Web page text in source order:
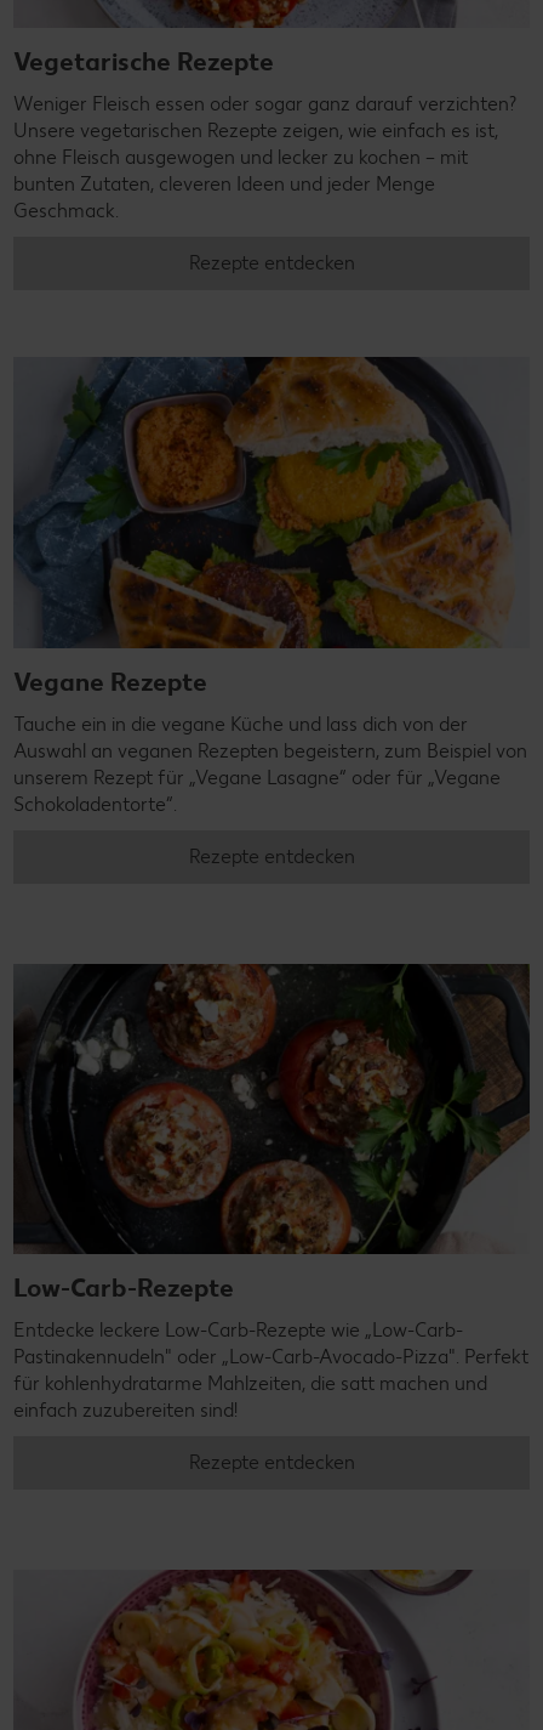
Vegetarische Rezepte
Weniger Fleisch essen oder sogar ganz darauf verzichten?
Unsere vegetarischen Rezepte zeigen, wie einfach es ist,
ohne Fleisch ausgewogen und lecker zu kochen – mit
bunten Zutaten, cleveren Ideen und jeder Menge
Geschmack.
Rezepte entdecken
Vegane Rezepte
Tauche ein in die vegane Küche und lass dich von der
Auswahl an veganen Rezepten begeistern, zum Beispiel von
unserem Rezept für „Vegane Lasagne“ oder für „Vegane
Schokoladentorte“.
Rezepte entdecken
Low-Carb-Rezepte
Entdecke leckere Low-Carb-Rezepte wie „Low-Carb-
Pastinakennudeln" oder „Low-Carb-Avocado-Pizza". Perfekt
für kohlenhydratarme Mahlzeiten, die satt machen und
einfach zuzubereiten sind!
Rezepte entdecken